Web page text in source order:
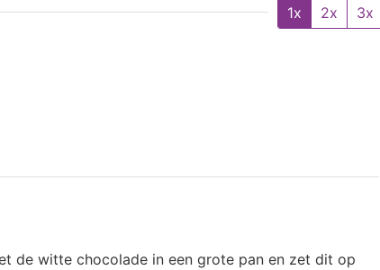
1x 2x
3x
de witte chocolade in een grote pan en zet dit op